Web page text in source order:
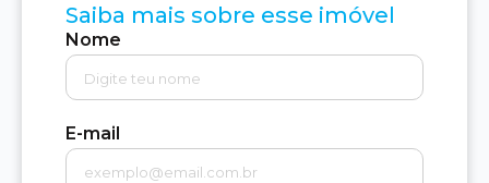
Saiba mais sobre esse imóvel
Nome
E-mail